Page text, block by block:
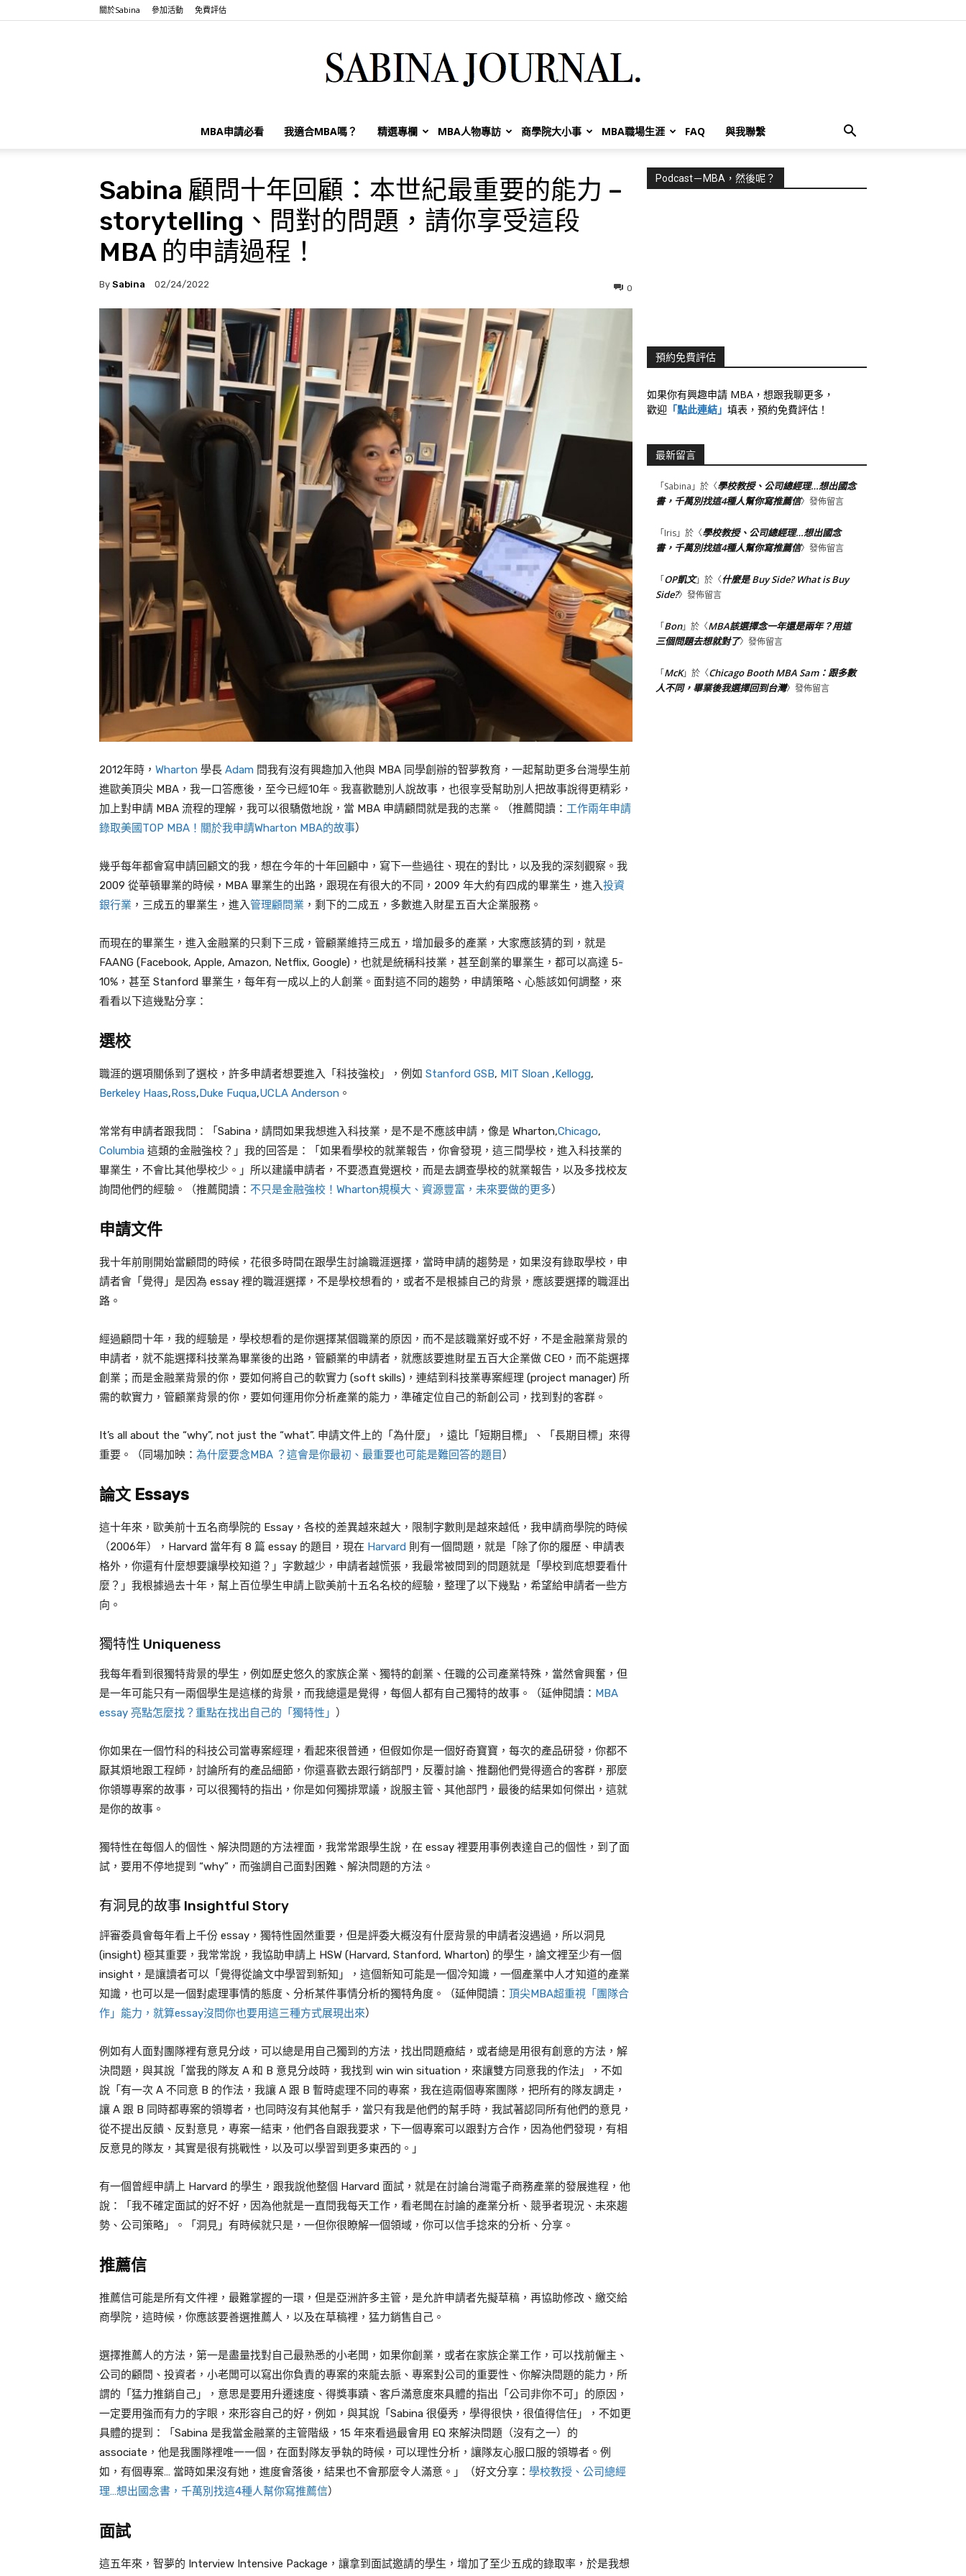
關於Sabina 參加活動 免費評估
Sabina
Huang
MBA申請必看 我適合MBA嗎？ 精選專欄 MBA人物專訪 商學院大小事 MBA職場生涯 FAQ 與我聯繫
Sabina 顧問十年回顧：本世紀最重要的能力 –
storytelling、問對的問題，請你享受這段
MBA 的申請過程！
By Sabina 02/24/2022 0
2012年時， Wharton 學長 Adam 問我有沒有興趣加入他與 MBA 同學創辦的智夢教育，一起幫助更多台灣學生前
進歐美頂尖 MBA，我一口答應後，至今已經10年。我喜歡聽別人說故事，也很享受幫助別人把故事說得更精彩，
加上對申請 MBA 流程的理解，我可以很驕傲地說，當 MBA 申請顧問就是我的志業。（推薦閱讀： 工作兩年申請
錄取美國TOP MBA！關於我申請Wharton MBA的故事）
幾乎每年都會寫申請回顧文的我，想在今年的十年回顧中，寫下一些過往、現在的對比，以及我的深刻觀察。我
2009 從華頓畢業的時候，MBA 畢業生的出路，跟現在有很大的不同，2009 年大約有四成的畢業生，進入投資
銀行業 ，三成五的畢業生，進入管理顧問業 ，剩下的二成五，多數進入財星五百大企業服務。
而現在的畢業生，進入金融業的只剩下三成，管顧業維持三成五，增加最多的產業，大家應該猜的到，就是
FAANG (Facebook, Apple, Amazon, Netflix, Google)，也就是統稱科技業，甚至創業的畢業生，都可以高達 5-
10%，甚至 Stanford 畢業生，每年有一成以上的人創業。面對這不同的趨勢，申請策略、心態該如何調整，來
看看以下這幾點分享：
選校
職涯的選項關係到了選校，許多申請者想要進入「科技強校」，例如 Stanford GSB, MIT Sloan ,Kellogg,
Berkeley Haas,Ross,Duke Fuqua,UCLA Anderson 。
常常有申請者跟我問：「Sabina，請問如果我想進入科技業，是不是不應該申請，像是 Wharton,Chicago,
Columbia 這類的金融強校？」我的回答是：「如果看學校的就業報告，你會發現，這三間學校，進入科技業的
畢業生，不會比其他學校少。」所以建議申請者，不要憑直覺選校，而是去調查學校的就業報告，以及多找校友
詢問他們的經驗。（推薦閱讀： 不只是金融強校！Wharton規模大、資源豐富，未來要做的更多）
申請文件
我十年前剛開始當顧問的時候，花很多時間在跟學生討論職涯選擇，當時申請的趨勢是，如果沒有錄取學校，申
請者會「覺得」是因為 essay 裡的職涯選擇，不是學校想看的，或者不是根據自己的背景，應該要選擇的職涯出
路。
經過顧問十年，我的經驗是，學校想看的是你選擇某個職業的原因，而不是該職業好或不好，不是金融業背景的
申請者，就不能選擇科技業為畢業後的出路，管顧業的申請者，就應該要進財星五百大企業做 CEO，而不能選擇
創業；而是金融業背景的你，要如何將自己的軟實力 (soft skills)，連結到科技業專案經理 (project manager) 所
需的軟實力，管顧業背景的你，要如何運用你分析產業的能力，準確定位自己的新創公司，找到對的客群。
It’s all about the “why”, not just the “what”. 申請文件上的「為什麼」，遠比「短期目標」、「長期目標」來得
重要。（同場加映： 為什麼要念MBA ？這會是你最初、最重要也可能是難回答的題目 ）
論文 Essays
這十年來，歐美前十五名商學院的 Essay，各校的差異越來越大，限制字數則是越來越低，我申請商學院的時候
（2006年），Harvard 當年有 8 篇 essay 的題目，現在 Harvard 則有一個問題，就是「除了你的履歷、申請表
格外，你還有什麼想要讓學校知道？」字數越少，申請者越慌張，我最常被問到的問題就是「學校到底想要看什
麼？」我根據過去十年，幫上百位學生申請上歐美前十五名名校的經驗，整理了以下幾點，希望給申請者一些方
向。
獨特性 Uniqueness
我每年看到很獨特背景的學生，例如歷史悠久的家族企業、獨特的創業、任職的公司產業特殊，當然會興奮，但
是一年可能只有一兩個學生是這樣的背景，而我總還是覺得，每個人都有自己獨特的故事。（延伸閱讀： MBA
essay 亮點怎麼找？重點在找出自己的「獨特性」 ）
你如果在一個竹科的科技公司當專案經理，看起來很普通，但假如你是一個好奇寶寶，每次的產品研發，你都不
厭其煩地跟工程師，討論所有的產品細節，你還喜歡去跟行銷部門，反覆討論、推翻他們覺得適合的客群，那麼
你領導專案的故事，可以很獨特的指出，你是如何獨排眾議，說服主管、其他部門，最後的結果如何傑出，這就
是你的故事。
獨特性在每個人的個性、解決問題的方法裡面，我常常跟學生說，在 essay 裡要用事例表達自己的個性，到了面
試，要用不停地提到 “why”，而強調自己面對困難、解決問題的方法。
有洞見的故事 Insightful Story
評審委員會每年看上千份 essay，獨特性固然重要，但是評委大概沒有什麼背景的申請者沒遇過，所以洞見
(insight) 極其重要，我常常說，我協助申請上 HSW (Harvard, Stanford, Wharton) 的學生，論文裡至少有一個
insight，是讓讀者可以「覺得從論文中學習到新知」，這個新知可能是一個冷知識，一個產業中人才知道的產業
知識，也可以是一個對處理事情的態度、分析某件事情分析的獨特角度。（延伸閱讀： 頂尖MBA超重視「團隊合
作」能力，就算essay沒問你也要用這三種方式展現出來）
例如有人面對團隊裡有意見分歧，可以總是用自己獨到的方法，找出問題癥結，或者總是用很有創意的方法，解
決問題，與其說「當我的隊友 A 和 B 意見分歧時，我找到 win win situation，來讓雙方同意我的作法」，不如
說「有一次 A 不同意 B 的作法，我讓 A 跟 B 暫時處理不同的專案，我在這兩個專案團隊，把所有的隊友調走，
讓 A 跟 B 同時都專案的領導者，也同時沒有其他幫手，當只有我是他們的幫手時，我試著認同所有他們的意見，
從不提出反饋、反對意見，專案一結束，他們各自跟我要求，下一個專案可以跟對方合作，因為他們發現，有相
反意見的隊友，其實是很有挑戰性，以及可以學習到更多東西的。」
有一個曾經申請上 Harvard 的學生，跟我說他整個 Harvard 面試，就是在討論台灣電子商務產業的發展進程，他
說：「我不確定面試的好不好，因為他就是一直問我每天工作，看老闆在討論的產業分析、競爭者現況、未來趨
勢、公司策略」。「洞見」有時候就只是，一但你很瞭解一個領域，你可以信手捻來的分析、分享。
推薦信
推薦信可能是所有文件裡，最難掌握的一環，但是亞洲許多主管，是允許申請者先擬草稿，再協助修改、繳交給
商學院，這時候，你應該要善選推薦人，以及在草稿裡，猛力銷售自己。
選擇推薦人的方法，第一是盡量找對自己最熟悉的小老闆，如果你創業，或者在家族企業工作，可以找前僱主、
公司的顧問、投資者，小老闆可以寫出你負責的專案的來龍去脈、專案對公司的重要性、你解決問題的能力，所
謂的「猛力推銷自己」，意思是要用升遷速度、得獎事蹟、客戶滿意度來具體的指出「公司非你不可」的原因，
一定要用強而有力的字眼，來形容自己的好，例如，與其說「Sabina 很優秀，學得很快，很值得信任」，不如更
具體的提到：「Sabina 是我當金融業的主管階級，15 年來看過最會用 EQ 來解決問題（沒有之一）的
associate，他是我團隊裡唯一一個，在面對隊友爭執的時候，可以理性分析，讓隊友心服口服的領導者。例
如，有個專案… 當時如果沒有她，進度會落後，結果也不會那麼令人滿意。」（好文分享： 學校教授、公司總經
理…想出國念書，千萬別找這4種人幫你寫推薦信）
面試
這五年來，智夢的 Interview Intensive Package，讓拿到面試邀請的學生，增加了至少五成的錄取率，於是我想
Podcast－MBA，然後呢？
預約免費評估
如果你有興趣申請 MBA，想跟我聊更多，
歡迎 「點此連結」 填表，預約免費評估！
最新留言
「Sabina 」於〈學校教授、公司總經理…想出國念
書，千萬別找這4種人幫你寫推薦信〉發佈留言
「Iris」於〈學校教授、公司總經理…想出國念
書，千萬別找這4種人幫你寫推薦信〉發佈留言
「OP凱文」於〈什麼是 Buy Side? What is Buy
Side?〉發佈留言
「Bon」於〈MBA該選擇念一年還是兩年？用這
三個問題去想就對了〉發佈留言
「McK」於〈Chicago Booth MBA Sam：跟多數
人不同，畢業後我選擇回到台灣〉發佈留言